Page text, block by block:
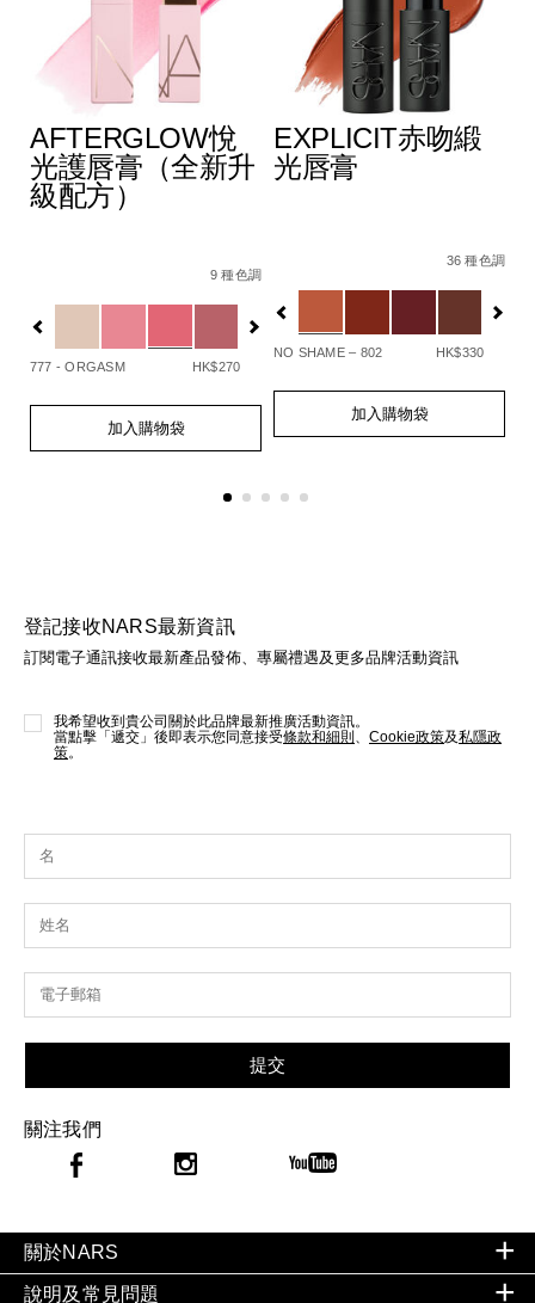
AFTERGLOW悅
光護唇膏（全新升
級配方）
/zh/
9 種色調
Variations
777 - ORGASM HK$270
Add
options
Product
加入購物袋
EXPLICIT赤吻緞
光唇膏
36 種色調
Variations
查看
更多
NO SHAME – 802 HK$330
Add
options
Product
加入購物袋
登記接收NARS最新資訊
訂閱電子通訊接收最新產品發佈、專屬禮遇及更多品牌活動資訊
我希望收到貴公司關於此品牌最新推廣活動資訊。
當點擊「遞交」後即表示您同意接受條款和細則、 Cookie政策及私隱政
策。
提交
關注我們
關於NARS
說明及常見問題